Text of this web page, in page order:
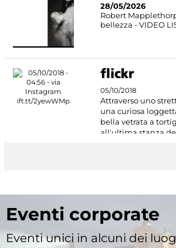
28/05/2026
Robert
bellezza - VIDEO
05/10/2018
Attraverso uno
una curiosa
bella vetrata a
all'ultima stanza
Eventi corporate
Eventi unici in alcuni dei